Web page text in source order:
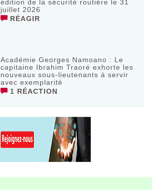
édition de la sécurité routière le 31
juillet 2026
RÉAGIR
Académie Georges Namoano : Le
capitaine Ibrahim Traoré exhorte les
nouveaux sous-lieutenants à servir
avec exemplarité
1 RÉACTION